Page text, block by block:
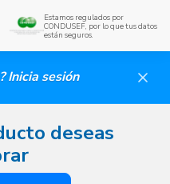
Estamos regulados por
CONDUSEF, por lo que tus datos
están seguros.
Inicia sesión
deseas